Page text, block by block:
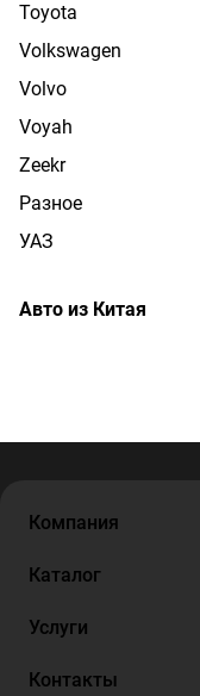
Toyota
Volkswagen
Volvo
Voyah
Zeekr
Разное
УАЗ
Авто из Китая
Компания
Каталог
Услуги
Контакты